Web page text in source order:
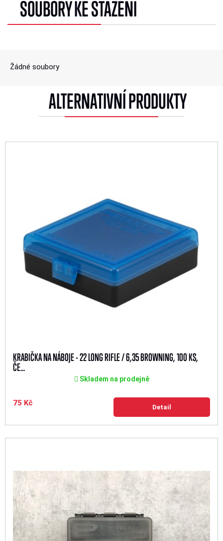
SOUBORY KE STAŽENÍ
Žádné soubory
ALTERNATIVNÍ PRODUKTY
KRABIČKA NA NÁBOJE - 22 LONG RIFLE / 6,35 BROWNING, 100 KS,
ČE...
Skladem na prodejně
75 Kč Detail